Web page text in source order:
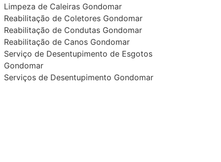
Limpeza de Caleiras Gondomar
Reabilitação de Coletores Gondomar
Reabilitação de Condutas Gondomar
Reabilitação de Canos Gondomar
Serviço de Desentupimento de Esgotos
Gondomar
Serviços de Desentupimento Gondomar